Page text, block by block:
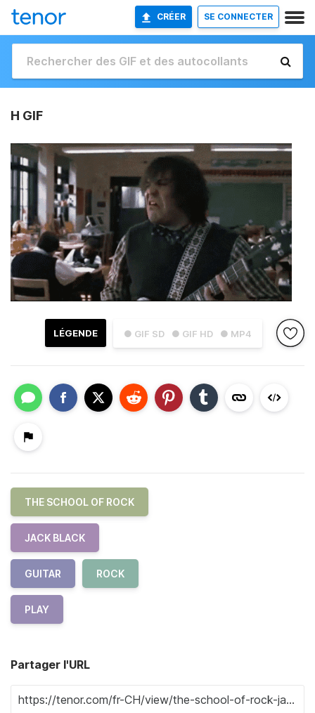
CRÉER SE CONNECTER
H GIF
● GIF SD ● GIF HD ● MP4
LÉGENDE
THE SCHOOL OF ROCK
JACK BLACK
GUITAR ROCK
PLAY
Partager l'URL